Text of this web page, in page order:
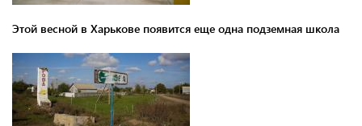
Этой весной в Харькове появится еще одна подземная школа